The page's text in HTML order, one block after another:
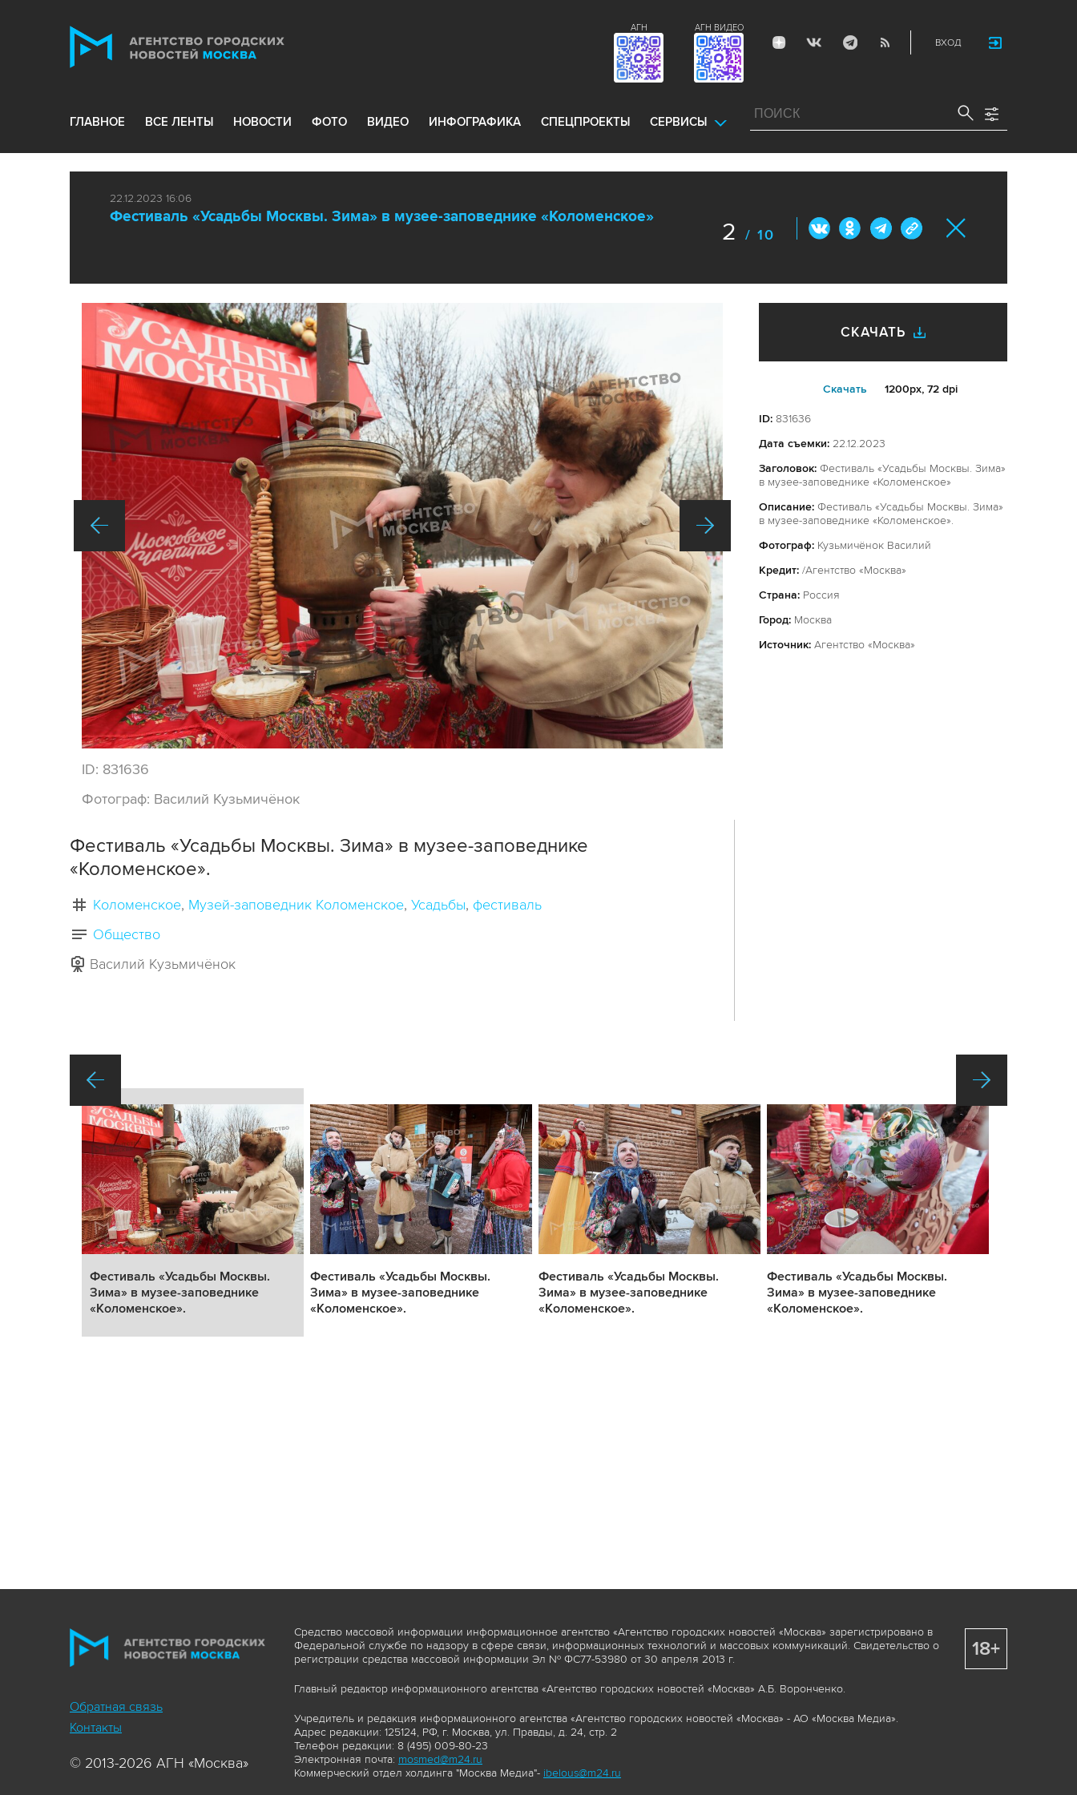
ВХОД
АГН ВИДЕО
АГН
ГЛАВНОЕ ВСЕ ЛЕНТЫ НОВОСТИ ФОТО ВИДЕО ИНФОГРАФИКА СПЕЦПРОЕКТЫ СЕРВИСЫ
22.12.2023 16:06
Фестиваль «Усадьбы Москвы. Зима» в музее-заповеднике «Коломенское»
2 / 10
ID: 831636
Фотограф: Василий Кузьмичёнок
СКАЧАТЬ
Cкачать 1200px, 72 dpi
ID: 831636
Дата съемки: 22.12.2023
Заголовок: Фестиваль «Усадьбы Москвы. Зима»
в музее-заповеднике «Коломенское»
Описание: Фестиваль «Усадьбы Москвы. Зима»
в музее-заповеднике «Коломенское».
Фотограф: Кузьмичёнок Василий
Кредит: /Агентство «Москва»
Страна: Россия
Город: Москва
Источник: Агентство «Москва»
Фестиваль «Усадьбы Москвы. Зима» в музее-заповеднике
«Коломенское».
Коломенское Музей-заповедник Коломенское Усадьбы фестиваль
Общество
Василий Кузьмичёнок
Фестиваль «Усадьбы Москвы.
Зима» в музее-заповеднике
«Коломенское».
Фестиваль «Усадьбы Москвы.
Зима» в музее-заповеднике
«Коломенское».
Фестиваль «Усадьбы Москвы.
Зима» в музее-заповеднике
«Коломенское».
Фестиваль «Усадьбы Москвы.
Зима» в музее-заповеднике
«Коломенское».
Обратная связь
Контакты
© 2013-2026 АГН «Москва»
Средство массовой информации информационное агентство «Агентство городских новостей «Москва» зарегистрировано в
Федеральной службе по надзору в сфере связи, информационных технологий и массовых коммуникаций. Свидетельство о
регистрации средства массовой информации Эл № ФС77-53980 от 30 апреля 2013 г.
Главный редактор информационного агентства «Агентство городских новостей «Москва» А.Б. Воронченко.
Учредитель и редакция информационного агентства «Агентство городских новостей «Москва» - АО «Москва Медиа».
Адрес редакции: 125124, РФ, г. Москва, ул. Правды, д. 24, стр. 2
Телефон редакции: 8 (495) 009-80-23
Электронная почта: mosmed@m24.ru
Коммерческий отдел холдинга "Москва Медиа"- ibelous@m24.ru
18+